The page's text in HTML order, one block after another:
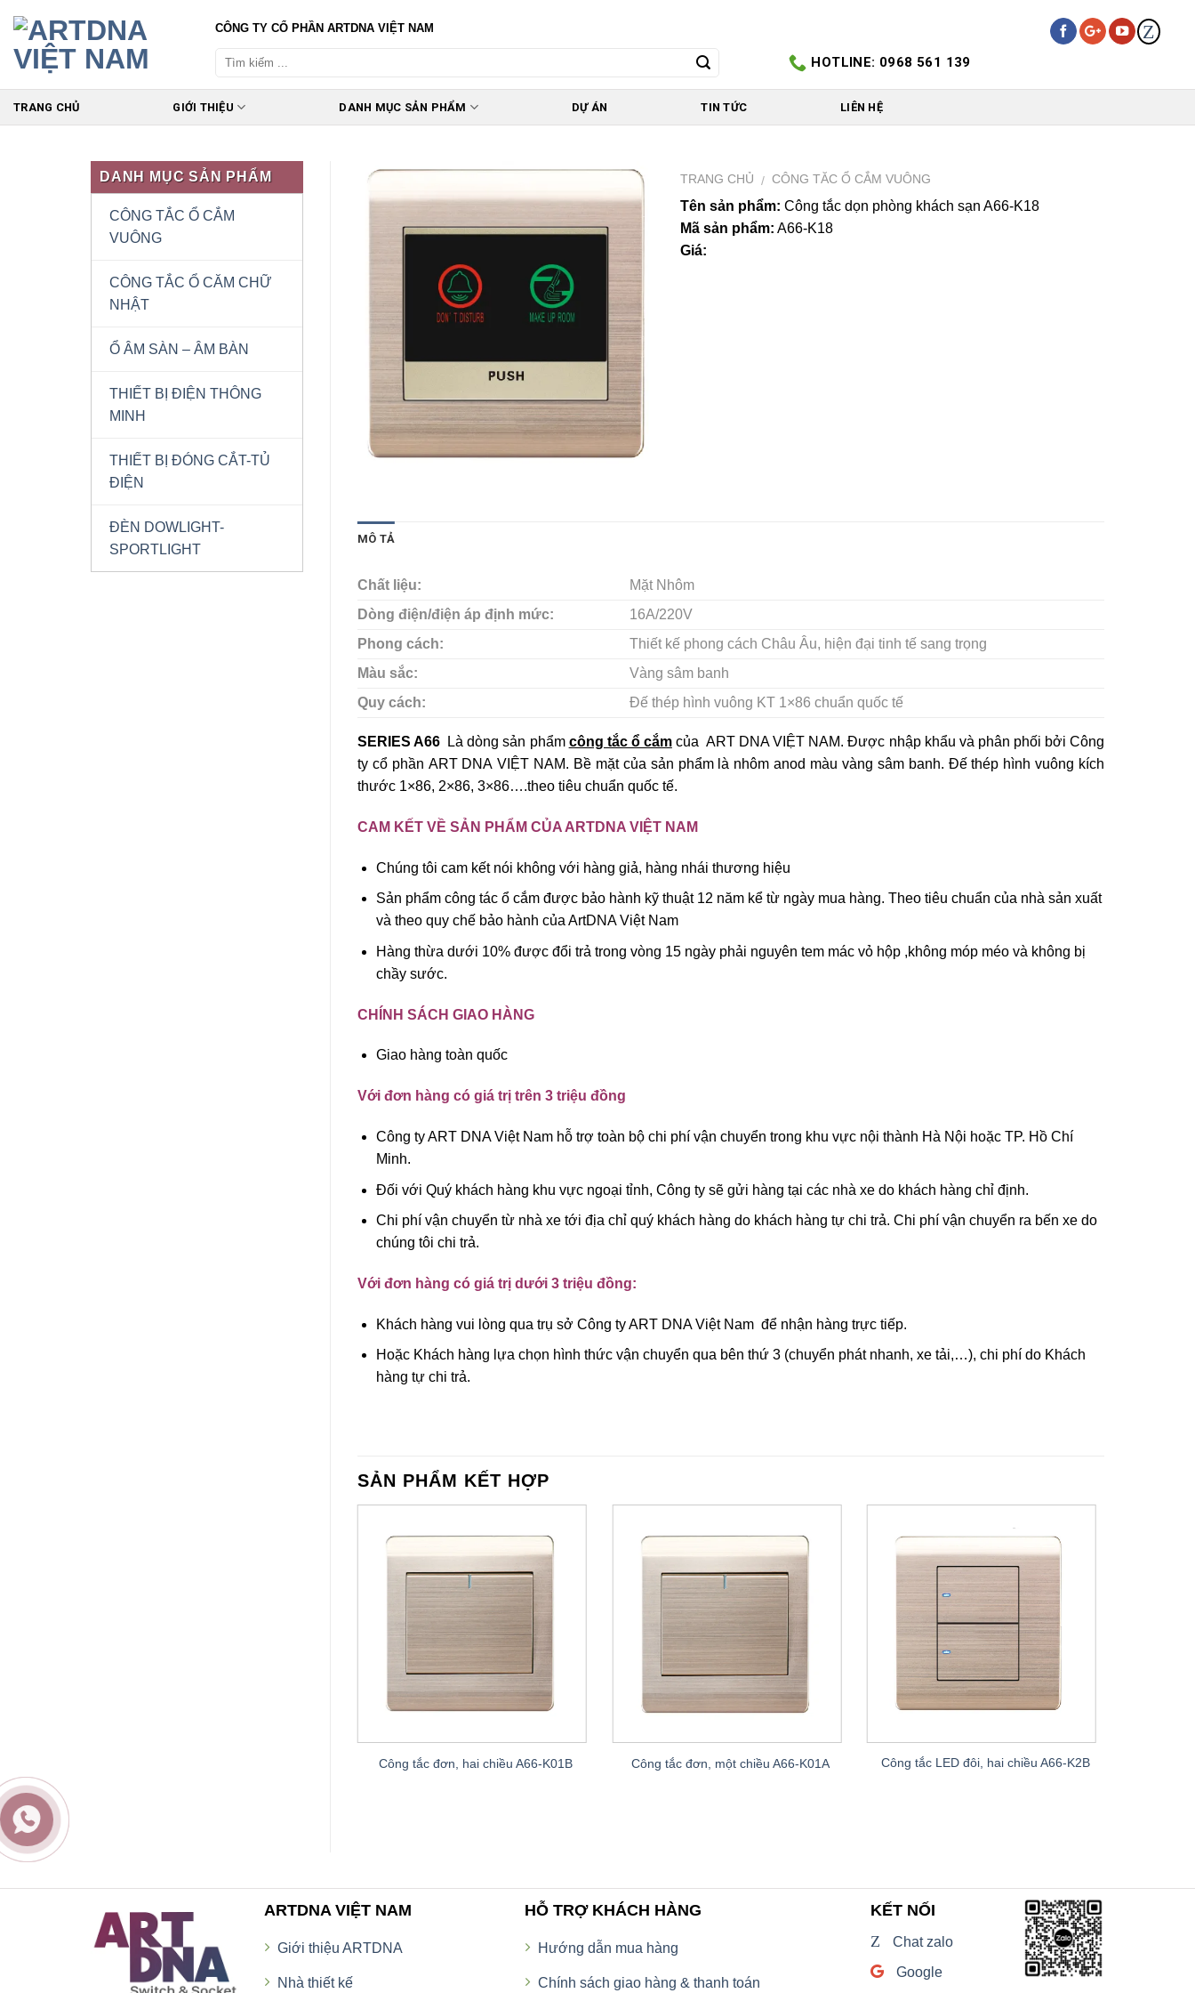
content
CÔNG TY CỔ PHẦN ARTDNA VIỆT NAM
HOTLINE: 0968 561 139
Z
TRANG CHỦ GIỚI THIỆU DANH MỤC SẢN PHẨM DỰ ÁN TIN TỨC LIÊN HỆ
TRANG CHỦ / CÔNG TĂC Ổ CẮM VUÔNG
Tên sản phẩm: Công tắc dọn phòng khách sạn A66-K18
Mã sản phẩm: A66-K18
Giá:
MÔ TẢ
Chất liệu:
Mặt Nhôm
Dòng điện/điện áp định mức:
16A/220V
Phong cách:
Thiết kế phong cách Châu Âu, hiện đại tinh tế sang trọng
Màu sắc:
Vàng sâm banh
Quy cách:
Đế thép hình vuông KT 1×86 chuẩn quốc tế
SERIES A66 Là dòng sản phẩm công tắc ổ cắmcủa ART DNA VIỆT NAM. Được nhập khẩu và phân phối bởi Công
ty cổ phần ART DNA VIỆT NAM. Bề mặt của sản phẩm là nhôm anod màu vàng sâm banh. Đế thép hình vuông kích
thước 1×86, 2×86, 3×86….theo tiêu chuẩn quốc tế.
CAM KẾT VỀ SẢN PHẨM CỦA ARTDNA VIỆT NAM
Chúng tôi cam kết nói không với hàng giả, hàng nhái thương hiệu
Sản phẩm công tác ổ cắm được bảo hành kỹ thuật 12 năm kể từ ngày mua hàng. Theo tiêu chuẩn của nhà sản xuất
và theo quy chế bảo hành của ArtDNA Việt Nam
Hàng thừa dưới 10% được đổi trả trong vòng 15 ngày phải nguyên tem mác vỏ hộp ,không móp méo và không bị
chầy sước.
CHÍNH SÁCH GIAO HÀNG
Giao hàng toàn quốc
Với đơn hàng có giá trị trên 3 triệu đồng
Công ty ART DNA Việt Nam hỗ trợ toàn bộ chi phí vận chuyển trong khu vực nội thành Hà Nội hoặc TP. Hồ Chí
Minh.
Đối với Quý khách hàng khu vực ngoại tỉnh, Công ty sẽ gửi hàng tại các nhà xe do khách hàng chỉ định.
Chi phí vận chuyển từ nhà xe tới địa chỉ quý khách hàng do khách hàng tự chi trả. Chi phí vận chuyển ra bến xe do
chúng tôi chi trả.
Với đơn hàng có giá trị dưới 3 triệu đồng:
Khách hàng vui lòng qua trụ sở Công ty ART DNA Việt Nam để nhận hàng trực tiếp.
Hoặc Khách hàng lựa chọn hình thức vận chuyển qua bên thứ 3 (chuyển phát nhanh, xe tải,…), chi phí do Khách
hàng tự chi trả.
SẢN PHẨM KẾT HỢP
Công tắc đơn, hai chiều A66-K01B Công tắc đơn, một chiều A66-K01A Công tắc LED đôi, hai chiều A66-K2B
DANH MỤC SẢN PHẨM
CÔNG TẮC Ổ CẮM
VUÔNG
CÔNG TẮC Ổ CĂM CHỮ
NHẬT
Ổ ÂM SÀN – ÂM BÀN
THIẾT BỊ ĐIỆN THÔNG
MINH
THIẾT BỊ ĐÓNG CẮT-TỦ
ĐIỆN
ĐÈN DOWLIGHT-
SPORTLIGHT
ARTDNA VIỆT NAM
Giới thiệu ARTDNA
Nhà thiết kế
HỖ TRỢ KHÁCH HÀNG
Hướng dẫn mua hàng
Chính sách giao hàng & thanh toán
KẾT NỐI
Z Chat zalo
Google